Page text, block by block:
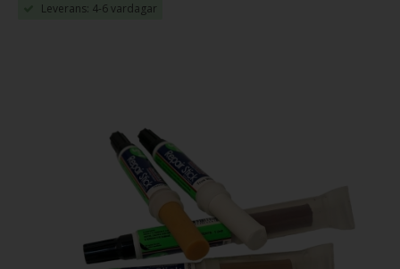
Leverans: 4-6 vardagar